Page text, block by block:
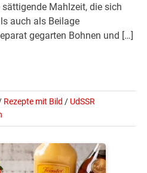
Mahlzeit, die sich
auch als Beilage
gegarten Bohnen und […]
Rezepte mit Bild / UdSSR